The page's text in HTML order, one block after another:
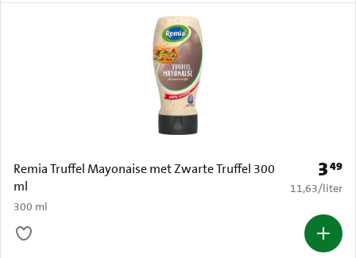
Remia Truffel Mayonaise met Zwarte Truffel 300
ml
300 ml
Prijs:
349
€ 11,63 per
11,63/liter